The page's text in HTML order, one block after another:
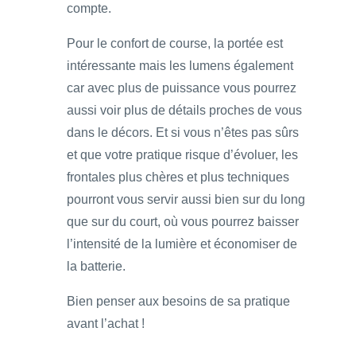
compte.
Pour le confort de course, la portée est
intéressante mais les lumens également
car avec plus de puissance vous pourrez
aussi voir plus de détails proches de vous
dans le décors. Et si vous n’êtes pas sûrs
et que votre pratique risque d’évoluer, les
frontales plus chères et plus techniques
pourront vous servir aussi bien sur du long
que sur du court, où vous pourrez baisser
l’intensité de la lumière et économiser de
la batterie.
Bien penser aux besoins de sa pratique
avant l’achat !